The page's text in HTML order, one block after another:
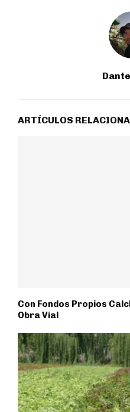
ARTÍCULOS
Con Fondos Propios
Obra Vial